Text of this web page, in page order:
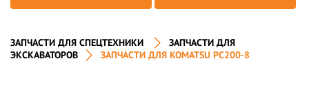
ЗАПЧАСТИ ДЛЯ СПЕЦТЕХНИКИ
ЗАПЧАСТИ ДЛЯ
ЭКСКАВАТОРОВ
ЗАПЧАСТИ ДЛЯ KOMATSU PC200-8